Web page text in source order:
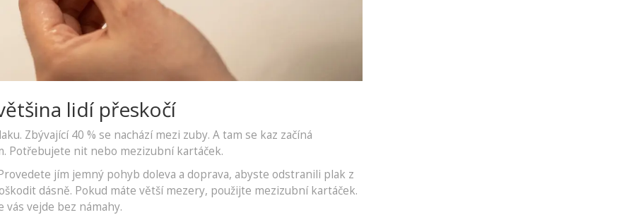
lidí přeskočí
Zbývající 40 % se nachází mezi zuby. A tam se kaz začíná
Potřebujete nit nebo mezizubní kartáček.
jím jemný pohyb doleva a doprava, abyste odstranili plak z
dásně. Pokud máte větší mezery, použijte mezizubní kartáček.
vejde bez námahy.